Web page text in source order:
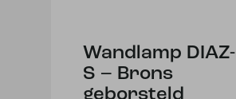
Wandlamp DIAZ-
S – Brons
geborsteld